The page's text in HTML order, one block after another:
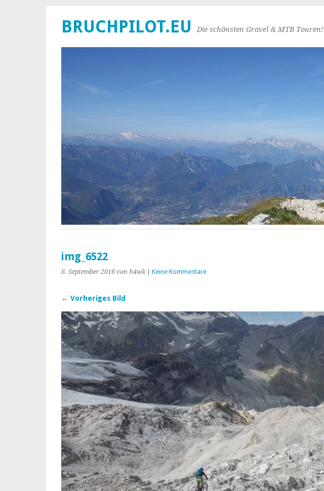
BRUCHPILOT.EU Die schönsten Gravel & MTB Touren!
img_6522
8. September 2016 von h4wk| Keine Kommentare
← Vorheriges Bild